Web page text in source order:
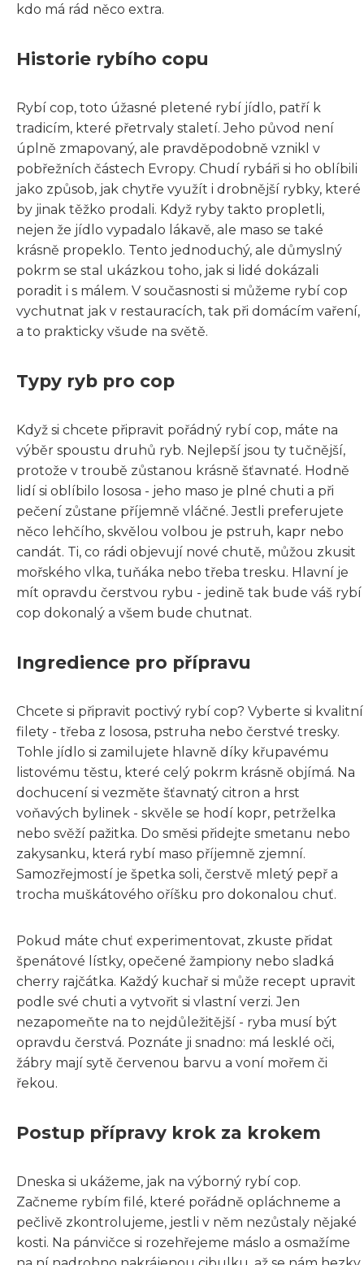
kdo má rád něco extra.
Historie rybího copu
Rybí cop, toto úžasné pletené rybí jídlo, patří k
tradicím, které přetrvaly staletí. Jeho původ není
úplně zmapovaný, ale pravděpodobně vznikl v
pobřežních částech Evropy. Chudí rybáři si ho oblíbili
jako způsob, jak chytře využít i drobnější rybky, které
by jinak těžko prodali. Když ryby takto propletli,
nejen že jídlo vypadalo lákavě, ale maso se také
krásně propeklo. Tento jednoduchý, ale důmyslný
pokrm se stal ukázkou toho, jak si lidé dokázali
poradit i s málem. V současnosti si můžeme rybí cop
vychutnat jak v restauracích, tak při domácím vaření,
a to prakticky všude na světě.
Typy ryb pro cop
Když si chcete připravit pořádný rybí cop, máte na
výběr spoustu druhů ryb. Nejlepší jsou ty tučnější,
protože v troubě zůstanou krásně šťavnaté. Hodně
lidí si oblíbilo lososa - jeho maso je plné chuti a při
pečení zůstane příjemně vláčné. Jestli preferujete
něco lehčího, skvělou volbou je pstruh, kapr nebo
candát. Ti, co rádi objevují nové chutě, můžou zkusit
mořského vlka, tuňáka nebo třeba tresku. Hlavní je
mít opravdu čerstvou rybu - jedině tak bude váš rybí
cop dokonalý a všem bude chutnat.
Ingredience pro přípravu
Chcete si připravit poctivý rybí cop? Vyberte si kvalitní
filety - třeba z lososa, pstruha nebo čerstvé tresky.
Tohle jídlo si zamilujete hlavně díky křupavému
listovému těstu, které celý pokrm krásně objímá. Na
dochucení si vezměte šťavnatý citron a hrst
voňavých bylinek - skvěle se hodí kopr, petrželka
nebo svěží pažitka. Do směsi přidejte smetanu nebo
zakysanku, která rybí maso příjemně zjemní.
Samozřejmostí je špetka soli, čerstvě mletý pepř a
trocha muškátového oříšku pro dokonalou chuť.
Pokud máte chuť experimentovat, zkuste přidat
špenátové lístky, opečené žampiony nebo sladká
cherry rajčátka. Každý kuchař si může recept upravit
podle své chuti a vytvořit si vlastní verzi. Jen
nezapomeňte na to nejdůležitější - ryba musí být
opravdu čerstvá. Poznáte ji snadno: má lesklé oči,
žábry mají sytě červenou barvu a voní mořem či
řekou.
Postup přípravy krok za krokem
Dneska si ukážeme, jak na výborný rybí cop.
Začneme rybím filé, které pořádně opláchneme a
pečlivě zkontrolujeme, jestli v něm nezůstaly nějaké
kosti. Na pánvičce si rozehřejeme máslo a osmažíme